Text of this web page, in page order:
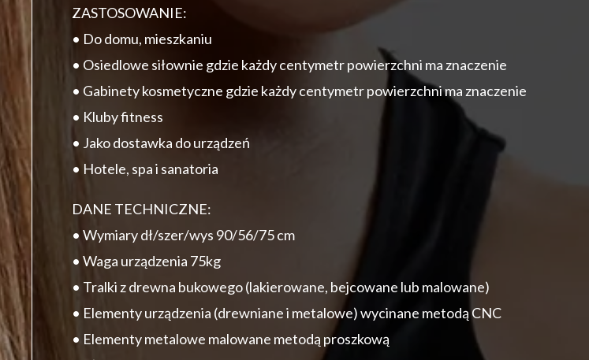
ZASTOSOWANIE:
• Do domu, mieszkaniu
• Osiedlowe siłownie gdzie każdy centymetr powierzchni ma znaczenie
• Gabinety kosmetyczne gdzie każdy centymetr powierzchni ma znaczenie
• Kluby fitness
• Jako dostawka do urządzeń
• Hotele, spa i sanatoria
DANE TECHNICZNE:
• Wymiary dł/szer/wys 90/56/75 cm
• Waga urządzenia 75kg
• Tralki z drewna bukowego (lakierowane, bejcowane lub malowane)
• Elementy urządzenia (drewniane i metalowe) wycinane metodą CNC
• Elementy metalowe malowane metodą proszkową